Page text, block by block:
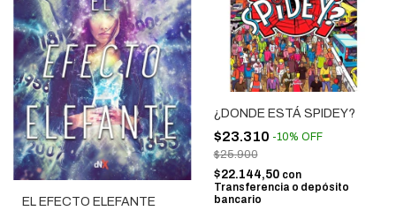
EL EFECTO ELEFANTE
¿DONDE ESTÁ SPIDEY?
$23.310 -10% OFF
$25.900
$22.144,50 con
Transferencia o depósito
bancario